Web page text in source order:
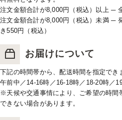
注文金額合計が8,000円（税込）以上 ─
注文金額合計が8,000円（税込）未満 ─
き550円（税込）
お届けについて
下記の時間帯から、配送時間を指定でき
午前中／14-16時／16-18時／18-20時／
※天候や交通事情により、ご希望の時間
できない場合があります。